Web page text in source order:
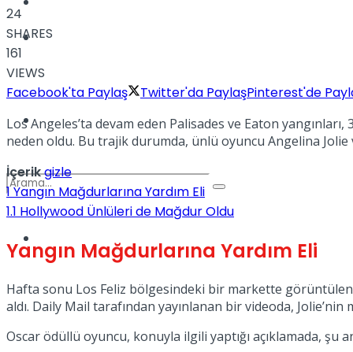
Dünya
Podcast
No Result
View All Result
24
SHARES
161
VIEWS
Facebook'ta Paylaş
Twitter'da PaylaşPinterest'de
Los Angeles’ta devam eden Palisades ve Eaton
neden oldu. Bu trajik durumda, ünlü oyuncu Angelina
İçerikgizle
1Yangın Mağdurlarına Yardım Eli
1.1 Hollywood Ünlüleri de Mağdur Oldu
Yangın Mağdurlarına Yardım Eli
Hafta sonu Los Feliz bölgesindeki bir markette
aldı. Daily Mail tarafından yayınlanan bir videoda,
Oscar ödüllü oyuncu, konuyla ilgili yaptığı açıklamada, şu